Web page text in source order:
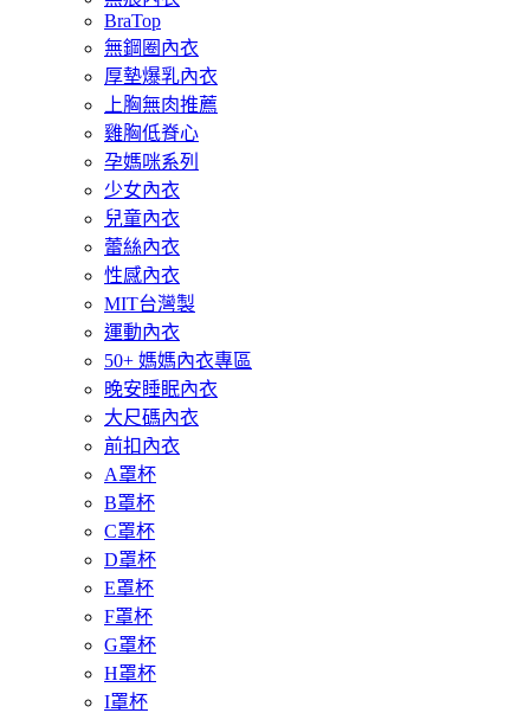
BraTop
無鋼圈內衣
厚墊爆乳內衣
上胸無肉推薦
雞胸低脊心
孕媽咪系列
少女內衣
兒童內衣
蕾絲內衣
性感內衣
MIT台灣製
運動內衣
50+ 媽媽內衣專區
晚安睡眠內衣
大尺碼內衣
前扣內衣
A罩杯
B罩杯
C罩杯
D罩杯
E罩杯
F罩杯
G罩杯
H罩杯
I罩杯